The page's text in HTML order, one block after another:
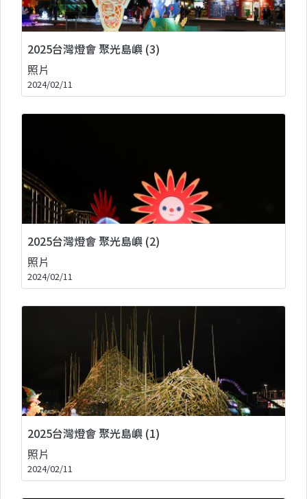
2025台灣燈會 聚光島嶼 (3)
照片
2024/02/11
2025台灣燈會 聚光島嶼 (2)
照片
2024/02/11
2025台灣燈會 聚光島嶼 (1)
照片
2024/02/11